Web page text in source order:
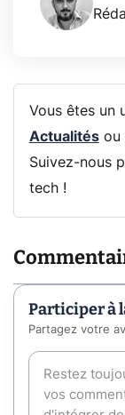
Vous êtes un
Actualitésou
Suivez-nous
tech !
Participer à
Partagez votre